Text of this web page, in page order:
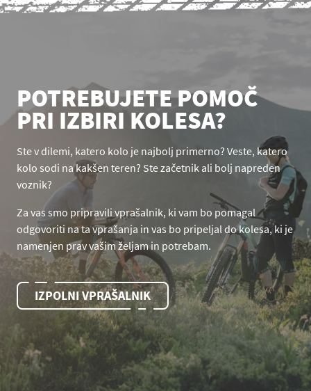
POTREBUJETE POMOČ
PRI IZBIRI KOLESA?
Ste v dilemi, katero kolo je najbolj primerno? Veste, katero
kolo sodi na kakšen teren? Ste začetnik ali bolj napreden
voznik?
Za vas smo pripravili vprašalnik, ki vam bo pomagal
odgovoriti na ta vprašanja in vas bo pripeljal do kolesa, ki je
namenjen prav vašim željam in potrebam.
IZPOLNI VPRAŠALNIK